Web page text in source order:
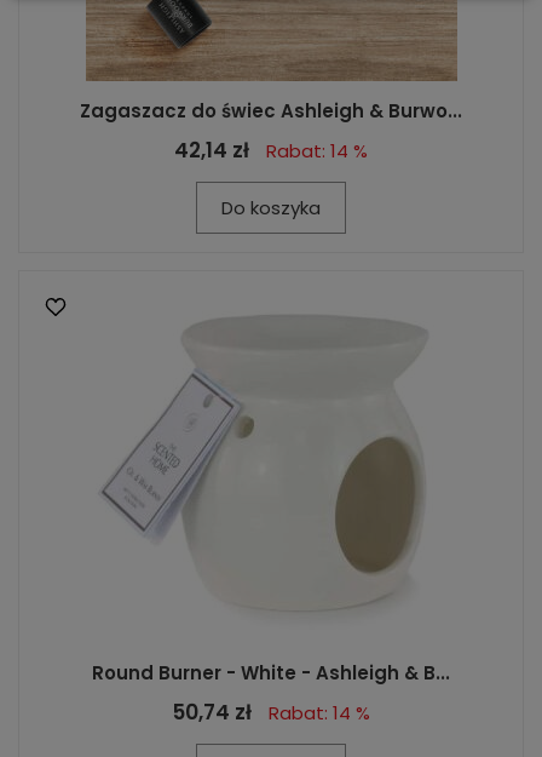
Zagaszacz do świec Ashleigh & Burwo...
42,14 zł Rabat: 14 %
Do koszyka
Round Burner - White - Ashleigh & B...
50,74 zł Rabat: 14 %